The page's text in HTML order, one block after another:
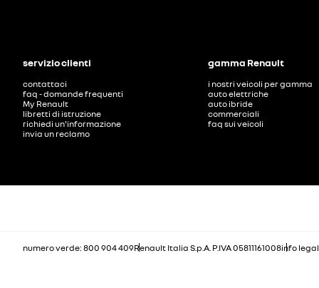
servizio clienti
contattaci
faq - domande frequenti
My Renault
libretti di istruzione
richiedi un'informazione
invia un reclamo
gamma Renault
i nostri veicoli per gamma
auto elettriche
auto ibride
commerciali
faq sui veicoli
numero verde: 800 904 409Renault Italia S.p.A. P.IVA 05811161008info